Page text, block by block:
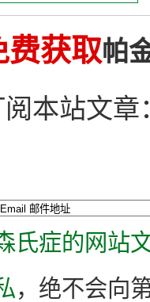
费获取帕
本站文章
氏症的网站
，绝不会向